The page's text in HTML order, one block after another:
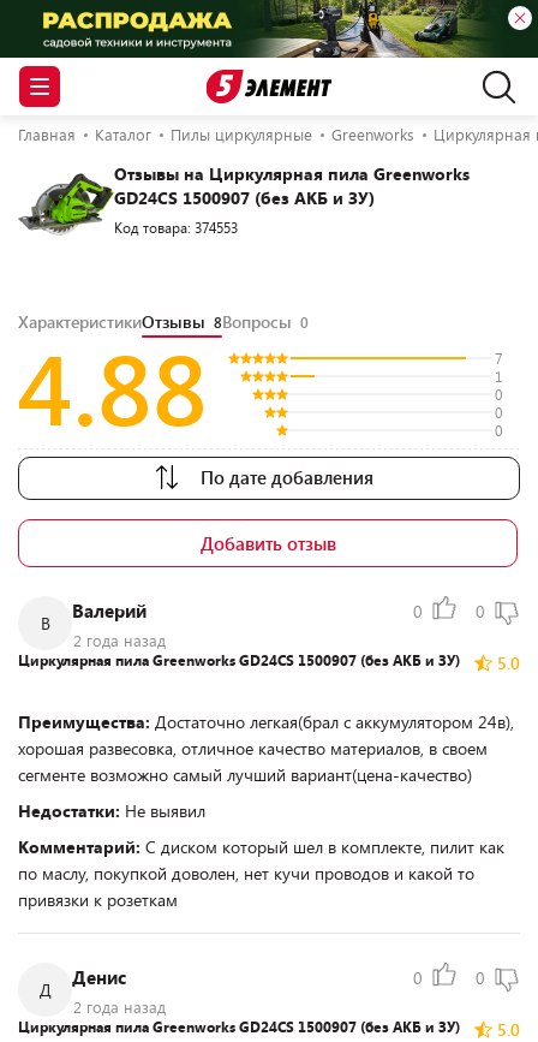
Главная Каталог Пилы циркулярные Greenworks Циркулярная
Отзывы на Циркулярная пила Greenworks
GD24CS 1500907 (без АКБ и ЗУ)
Код товара: 374553
ХарактеристикиОтзывы 8Вопросы 0
4.88
7
1
0
0
0
По дате добавления
Добавить отзыв
В
Валерий
2 года назад
0 0
5.0
Циркулярная пила Greenworks GD24CS 1500907 (без АКБ и ЗУ)
Преимущества: Достаточно легкая(брал с аккумулятором 24в),
хорошая развесовка, отличное качество материалов, в своем
сегменте возможно самый лучший вариант(цена-качество)
Недостатки: Не выявил
Комментарий: С диском который шел в комплекте, пилит как
по маслу, покупкой доволен, нет кучи проводов и какой то
привязки к розеткам
Д
Денис
2 года назад
0 0
5.0
Циркулярная пила Greenworks GD24CS 1500907 (без АКБ и ЗУ)